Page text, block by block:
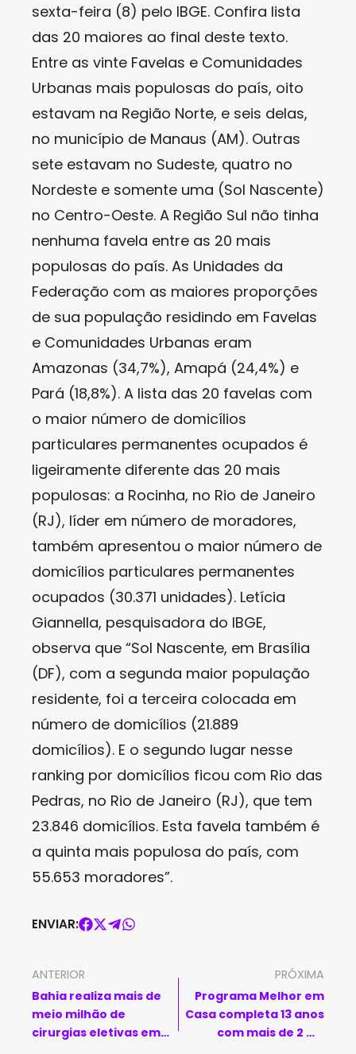
sexta-feira (8) pelo IBGE. Confira lista
das 20 maiores ao final deste texto.
Entre as vinte Favelas e Comunidades
Urbanas mais populosas do país, oito
estavam na Região Norte, e seis delas,
no município de Manaus (AM). Outras
sete estavam no Sudeste, quatro no
Nordeste e somente uma (Sol Nascente)
no Centro-Oeste. A Região Sul não tinha
nenhuma favela entre as 20 mais
populosas do país. As Unidades da
Federação com as maiores proporções
de sua população residindo em Favelas
e Comunidades Urbanas eram
Amazonas (34,7%), Amapá (24,4%) e
Pará (18,8%). A lista das 20 favelas com
o maior número de domicílios
particulares permanentes ocupados é
ligeiramente diferente das 20 mais
populosas: a Rocinha, no Rio de Janeiro
(RJ), líder em número de moradores,
também apresentou o maior número de
domicílios particulares permanentes
ocupados (30.371 unidades). Letícia
Giannella, pesquisadora do IBGE,
observa que “Sol Nascente, em Brasília
(DF), com a segunda maior população
residente, foi a terceira colocada em
número de domicílios (21.889
domicílios). E o segundo lugar nesse
ranking por domicílios ficou com Rio das
Pedras, no Rio de Janeiro (RJ), que tem
23.846 domicílios. Esta favela também é
a quinta mais populosa do país, com
55.653 moradores”.
ENVIAR:
ANTERIOR
Bahia realiza mais de
meio milhão de
cirurgias eletivas em
PRÓXIMA
Programa Melhor em
Casa completa 13 anos
com mais de 2 mil